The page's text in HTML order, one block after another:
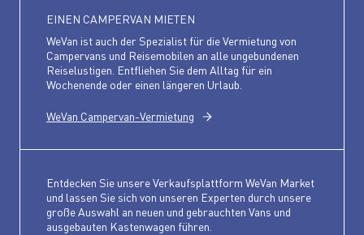
EINEN CAMPERVAN MIETEN
WeVan ist auch der Spezialist für die Vermietung von
Campervans und Reisemobilen an alle ungebundenen
Reiselustigen. Entfliehen Sie dem Alltag für ein
Wochenende oder einen längeren Urlaub.
WeVan Campervan-Vermietung
Entdecken Sie unsere Verkaufsplattform WeVan Market
und lassen Sie sich von unseren Experten durch unsere
große Auswahl an neuen und gebrauchten Vans und
ausgebauten Kastenwagen führen.